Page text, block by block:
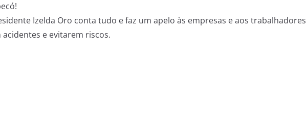
Izelda Oro conta tudo e faz um apelo às empresas e aos trabalhadores
e evitarem riscos.